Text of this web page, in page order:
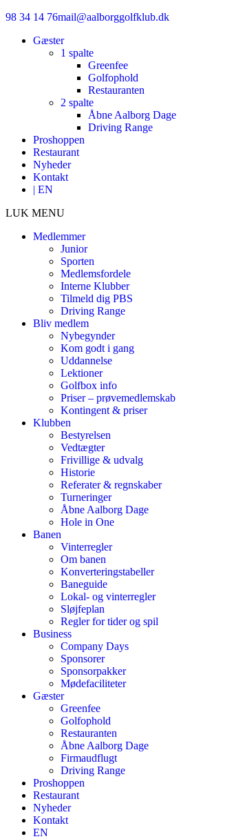
98 34 14 76mail@aalborggolfklub.dk
Gæster
1 spalte
Greenfee
Golfophold
Restauranten
2 spalte
Åbne Aalborg Dage
Driving Range
Proshoppen
Restaurant
Nyheder
Kontakt
| EN
LUK MENU
Medlemmer
Junior
Sporten
Medlemsfordele
Interne Klubber
Tilmeld dig PBS
Driving Range
Bliv medlem
Nybegynder
Kom godt i gang
Uddannelse
Lektioner
Golfbox info
Priser – prøvemedlemskab
Kontingent & priser
Klubben
Bestyrelsen
Vedtægter
Frivillige & udvalg
Historie
Referater & regnskaber
Turneringer
Åbne Aalborg Dage
Hole in One
Banen
Vinterregler
Om banen
Konverteringstabeller
Baneguide
Lokal- og vinterregler
Sløjfeplan
Regler for tider og spil
Business
Company Days
Sponsorer
Sponsorpakker
Mødefaciliteter
Gæster
Greenfee
Golfophold
Restauranten
Åbne Aalborg Dage
Firmaudflugt
Driving Range
Proshoppen
Restaurant
Nyheder
Kontakt
EN